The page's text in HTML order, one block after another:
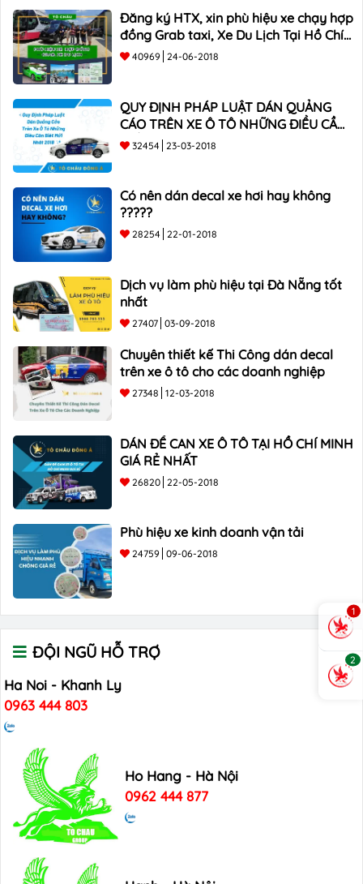
thắc mắc về vấn đề này.Đăng ký HTX, xin phù hiệu xe chạy hợp
đồng Grab taxi, Xe Du Lịch Tại Hồ Chí
Minh Giá Rẻ
40969 24-06-2018
QUY ĐỊNH PHÁP LUẬT DÁN QUẢNG
CÁO TRÊN XE Ô TÔ NHỮNG ĐIỀU CẦN
BIẾT mới nhất 2018 ???
32454 23-03-2018
Có nên dán decal xe hơi hay không
?????
28254 22-01-2018
Dịch vụ làm phù hiệu tại Đà Nẵng tốt
nhất
27407 03-09-2018
Chuyên thiết kế Thi Công dán decal
trên xe ô tô cho các doanh nghiệp
27348 12-03-2018
DÁN ĐỀ CAN XE Ô TÔ TẠI HỒ CHÍ MINH
GIÁ RẺ NHẤT
26820 22-05-2018
Phù hiệu xe kinh doanh vận tải
24759 09-06-2018
ĐỘI NGŨ HỖ TRỢ
Ha Noi - Khanh Ly
0963 444 803
Ho Hang - Hà Nội
0962 444 877
1
2